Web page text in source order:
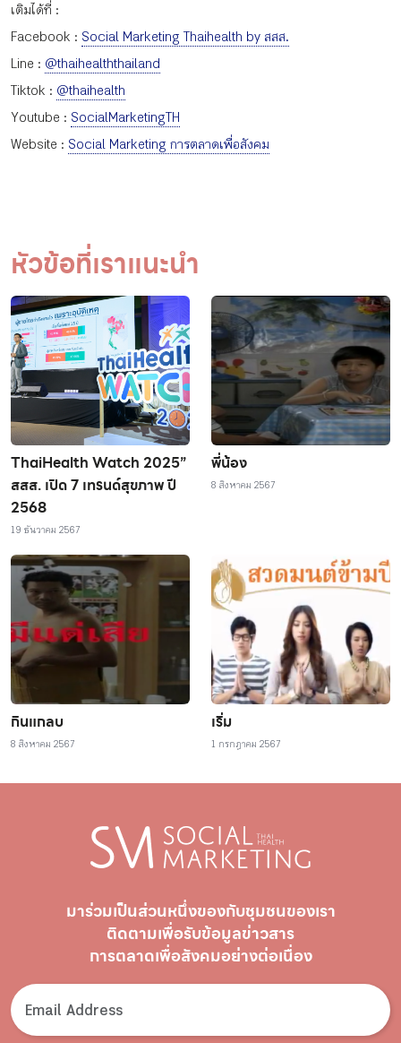
เติมได้ที่ :
Facebook : Social Marketing Thaihealth by สสส.
Line : @thaihealththailand
Tiktok : @thaihealth
Youtube : SocialMarketingTH
Website : Social Marketing การตลาดเพื่อสังคม
หัวข้อที่เราแนะนำ
ThaiHealth Watch 2025”
สสส. เปิด 7 เทรนด์สุขภาพ ปี
2568
19 ธันวาคม 2567
พี่น้อง
8 สิงหาคม 2567
กินแกลบ
8 สิงหาคม 2567
เริ่ม
1 กรกฎาคม 2567
มาร่วมเป็นส่วนหนึ่งของกับชุมชนของเรา
ติดตามเพื่อรับข้อมูลข่าวสาร
การตลาดเพื่อสังคมอย่างต่อเนื่อง